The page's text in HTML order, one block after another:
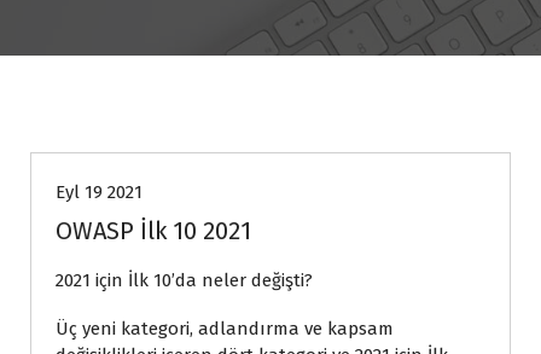
Eyl 19 2021
OWASP İlk 10 2021
2021 için İlk 10’da neler değişti?
Üç yeni kategori, adlandırma ve kapsam